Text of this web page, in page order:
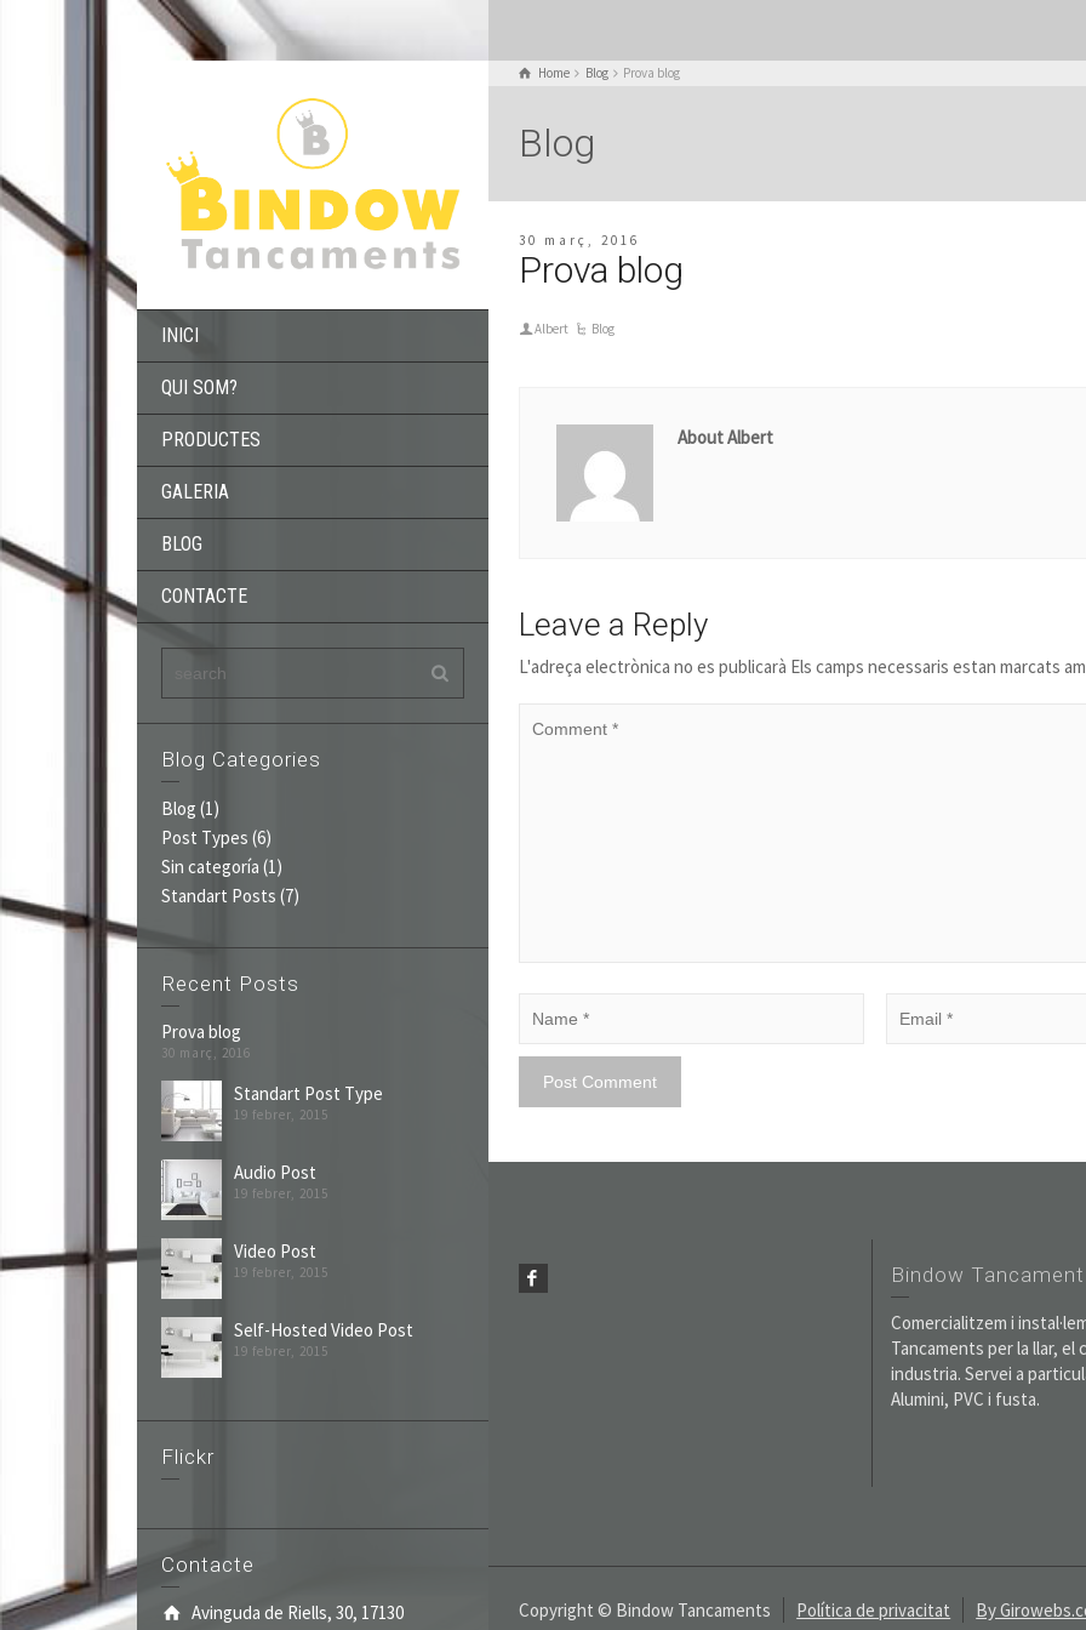
INICI
QUI SOM?
PRODUCTES
GALERIA
BLOG
CONTACTE
Blog Categories
Blog (1)
Post Types (6)
Sin categoría (1)
Standart Posts (7)
Recent Posts
Prova blog
30 març, 2016
Standart Post Type
19 febrer, 2015
Audio Post
19 febrer, 2015
Video Post
19 febrer, 2015
Self-Hosted Video Post
19 febrer, 2015
Flickr
Contacte
Avinguda de Riells, 30, 17130
Home Blog Prova blog
Blog
30 març, 2016
Prova blog
Albert Blog
About Albert
Leave a Reply
L'adreça electrònica no es publicarà Els camps necessaris estan marcats
Bindow
Comercialitzem i
Tancaments per la llar, el
industria. Servei a
Alumini, PVC i fusta.
Copyright © Bindow Tancaments Política de privacitat By